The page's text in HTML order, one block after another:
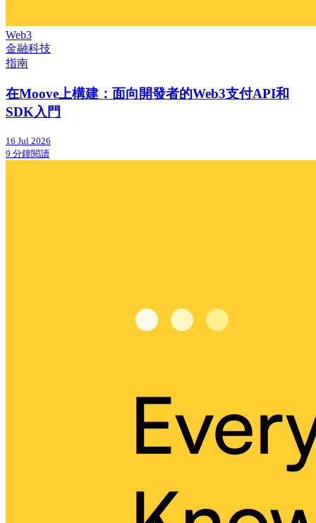
Web3
金融科技
指南
在Moove上構建：面向開發者的Web3支付API和
SDK入門
16 Jul 2026
9 分鐘閱讀